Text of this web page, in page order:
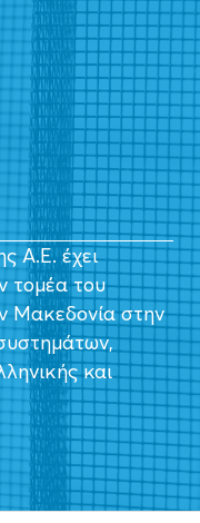
Α.Ε. έχει
τομέα του
Μακεδονία στην
και